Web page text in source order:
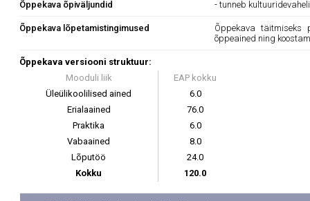
Õppekava õpiväljundid - tunneb
Õppekava lõpetamistingimused
Õppekava täitmiseks
õppeained ning
Õppekava versiooni struktuur:
Mooduli liik
EAP kokku
Üleülikoolilised ained
6.0
Erialaained
76.0
Praktika
6.0
Vabaained
8.0
Lõputöö
24.0
Kokku
120.0